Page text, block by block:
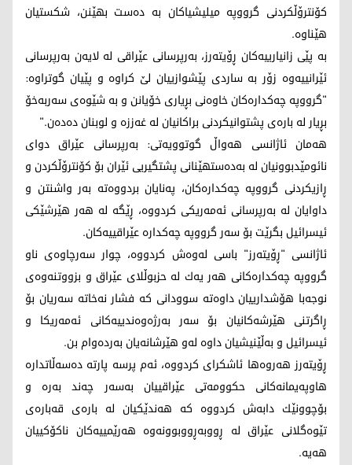
كۆنترۆڵكردنی گرووپه‌ میلیشیاكان به‌ ده‌ست بهێنن، شكستیان
هێناوه‌.
به‌ پێی زانیارییه‌كان ڕۆیته‌رز، به‌رپرسانی عێراقی له‌ لایه‌ن به‌رپرسانی
ئێرانییه‌وه‌ زۆر به‌ ساردی پێشوازییان لێ كراوه‌ و پێیان گوتراوه‌:
"گرووپه‌ چه‌كداره‌كان خاوه‌نی بڕیاری خۆیانن و به‌ شێوه‌ی سه‌ربه‌خۆ
بڕیار له‌ باره‌ی پشتوانیكردنی براكانیان له‌ غه‌ززه‌ و لوبنان ده‌ده‌ن."
هه‌مان ئاژانسی هه‌واڵ گوتوویه‌تی: به‌رپرسانی عێراق دوای
نائومێدبوونیان له‌ به‌ده‌ستهێنانی پشتگیریی ئێران بۆ كۆنترۆڵكردن و
ڕازیكردنی گرووپه‌ چه‌كداره‌كان، په‌نایان بردووه‌ته‌ به‌ر واشنتن و
داوایان له‌ به‌رپرسانی ئه‌مه‌ریكی كردووه‌، ڕێگه‌ له‌ هه‌ر هێرشێكی
ئیسرائیل بگرێت بۆ سه‌ر گرووپه‌ چه‌كداره‌ عێراقییه‌كان.
ئاژانسی "ڕۆیته‌رز" باسی له‌وه‌ش كردووه‌، چوار سه‌رچاوه‌ی ناو
گرووپه‌ چه‌كداره‌كانی هه‌ر یه‌ك له‌ حزبوڵلای عێراق و بزووتنه‌وه‌ی
نوجه‌با هۆشدارییان داوه‌ته‌ سوودانی كه‌ فشار نه‌خاته‌ سه‌ریان بۆ
ڕاگرتنی هێرشه‌كانیان بۆ سه‌ر به‌رژه‌وه‌ندییه‌كانی ئه‌مه‌ریكا و
ئیسرائیل و به‌ڵێنیشیان داوه‌ له‌و هێرشانه‌یان به‌رده‌وام بن.
ڕۆیته‌رز هه‌روه‌ها ئاشكرای كردووه‌، ئه‌م پرسه‌ پارته‌ ده‌سه‌ڵاتداره‌
هاوپه‌یمانه‌كانی حكوومه‌تی عێراقییان به‌سه‌ر چه‌ند به‌ره‌ و
بۆچوونێك دابه‌ش كردووه‌ كه‌ هه‌ندێكیان له‌ باره‌ی قه‌باره‌ی
تێوه‌گلانی عێراق له‌ ڕووبه‌ڕووبوونه‌وه‌ هه‌رێمییه‌كان ناكۆكییان
هه‌یه‌.